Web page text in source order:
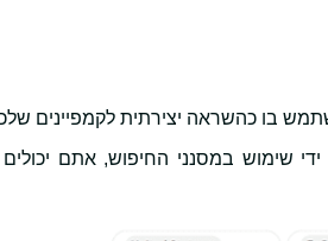
בו כהשראה יצירתית לקמפיינים
שימוש במסנני החיפוש, אתם